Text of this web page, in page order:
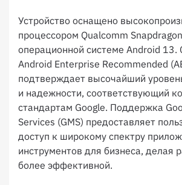
Устройство оснащено
процессором Qualcomm
операционной системе Android 13.
Android Enterprise Recommended
подтверждает высочайший
и надежности, соответствующий
стандартам Google. Поддержка
Services (GMS) предоставляет
доступ к широкому спектру
инструментов для бизнеса, делая
более эффективной.